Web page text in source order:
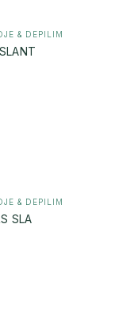
& DEPILIM
& DEPILIM
SLA